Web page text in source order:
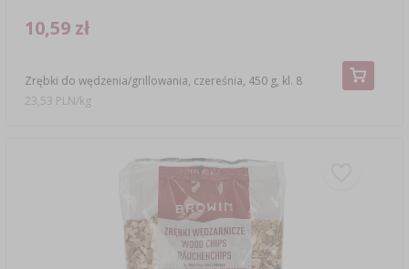
Zrębki do wędzenia/grillowania, czereśnia, 450 g, kl. 8
10,59 zł
23,53 PLN/kg